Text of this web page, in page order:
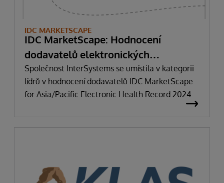
IDC MARKETSCAPE
IDC MarketScape: Hodnocení
dodavatelů elektronických
zdravotních záznamů v Asii a
Tichomoří v roce 2024
Společnost InterSystems se umístila v kategorii
lídrů v hodnocení dodavatelů IDC MarketScape
for Asia/Pacific Electronic Health Record 2024